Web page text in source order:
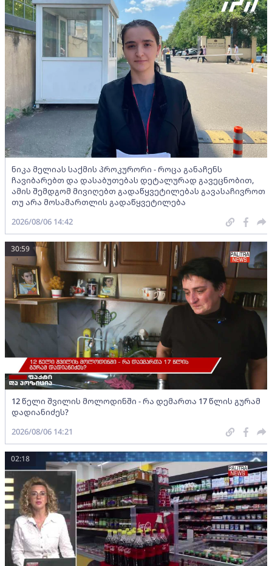
ნიკა მელიას საქმის პროკურორი - როცა განაჩენს
ჩავიბარებთ და დასაბუთებას დეტალურად გავეცნობით,
ამის შემდგომ მივიღებთ გადაწყვეტილებას გავასაჩივროთ
თუ არა მოსამართლის გადაწყვეტილება
2026/08/06 14:42
12 წელი შვილის მოლოდინში - რა დემართა 17 წლის გურამ
დადიანიძეს?
30:59
2026/08/06 14:21
02:18